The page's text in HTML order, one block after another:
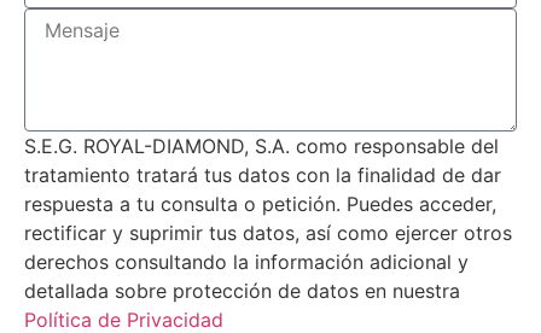
S.E.G. ROYAL-DIAMOND, S.A. como responsable del
tratamiento tratará tus datos con la finalidad de dar
respuesta a tu consulta o petición. Puedes acceder,
rectificar y suprimir tus datos, así como ejercer otros
derechos consultando la información adicional y
detallada sobre protección de datos en nuestra
Política de Privacidad